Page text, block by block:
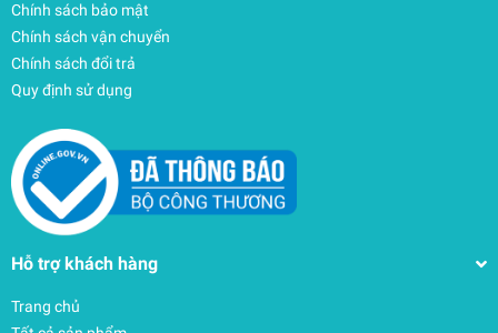
Chính sách bảo mật
Chính sách vận chuyển
Chính sách đổi trả
Quy định sử dụng
Hỗ trợ khách hàng
Trang chủ